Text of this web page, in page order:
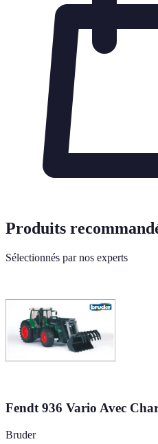
Produits
Sélectionnés par nos experts
Fendt 936 Vario Avec
Bruder